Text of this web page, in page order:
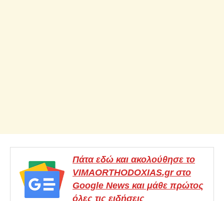
Πάτα εδώ και ακολούθησε το
VIMAORTHODOXIAS.gr στο
Google News και μάθε πρώτος
όλες τις ειδήσεις